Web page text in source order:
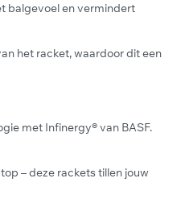
balgevoel en vermindert
het racket, waardoor dit een
met Infinergy® van BASF.
– deze rackets tillen jouw